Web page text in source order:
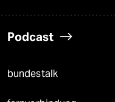
Podcast
bundestalk